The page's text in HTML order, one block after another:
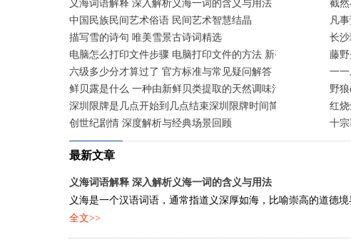
义海词语解释 深入解析义海一词的含义与用法
中国民族民间艺术俗语 民间艺术智慧结晶
描写雪的诗句 唯美雪景古诗词精选
电脑怎么打印文件步骤 电脑打印文件的方法 新手快速入门指南
六级多少分才算过了 官方标准与常见疑问解答
鲜贝露是什么 一种由新鲜贝类提取的天然调味汁
深圳限牌是几点开始到几点结束深圳限牌时间简述 工作日早晚
创世纪剧情 深度解析与经典场景回顾
截
凡
长
藤
一
野
红
十
最新文章
义海词语解释 深入解析义海一词的含义与用法
义海是一个汉语词语，通常指道义深厚如海，比喻崇高的道德
全文>>